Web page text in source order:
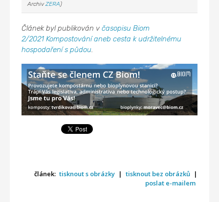
ArchivZERA)
Článek byl publikován včasopisu Biom
2/2021 Kompostování aneb cesta k udržitelnému
hospodaření s půdou.
článek: tisknout s obrázky | tisknout bez obrázků |
poslat e-mailem